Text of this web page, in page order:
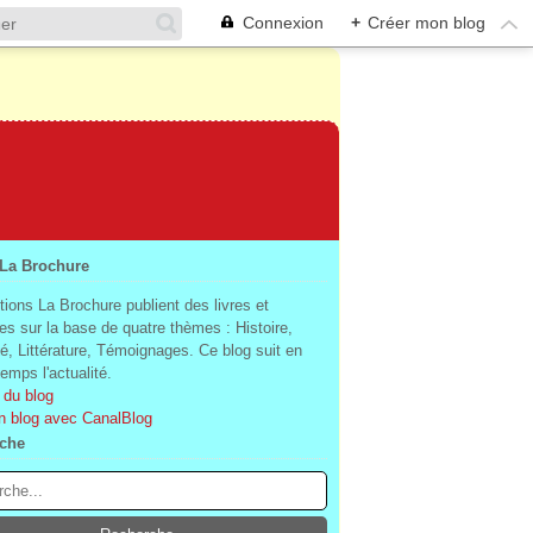
Connexion + Créer mon blog
Brochure
La Brochure publient des livres et
sur la base de quatre thèmes : Histoire,
Littérature, Témoignages. Ce blog suit en
l'actualité.
blog
blog avec CanalBlog